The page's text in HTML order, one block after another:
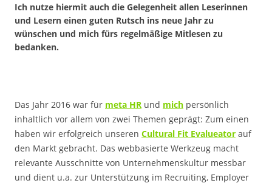
Ich nutze hiermit auch die Gelegenheit allen Leserinnen
und Lesern einen guten Rutsch ins neue Jahr zu
wünschen und mich fürs regelmäßige Mitlesen zu
bedanken.
Das Jahr 2016 war für meta HR und mich persönlich
inhaltlich vor allem von zwei Themen geprägt: Zum einen
haben wir erfolgreich unseren Cultural Fit Evalueator auf
den Markt gebracht. Das webbasierte Werkzeug macht
relevante Ausschnitte von Unternehmenskultur messbar
und dient u.a. zur Unterstützung im Recruiting, Employer